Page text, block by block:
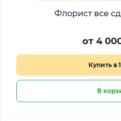
Флорист все
от 4
Купить в
В